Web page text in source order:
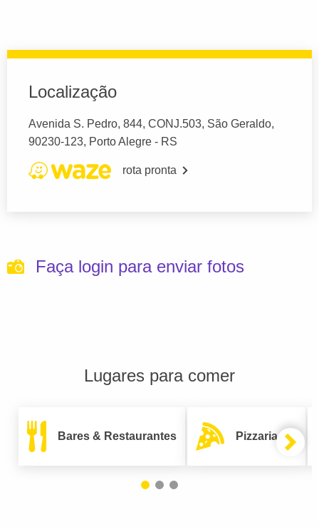
Localização
Avenida S. Pedro, 844, CONJ.503, São Geraldo,
90230-123, Porto Alegre - RS
rota pronta
Faça login para enviar fotos
Lugares para comer
Bares & Restaurantes Pizzarias